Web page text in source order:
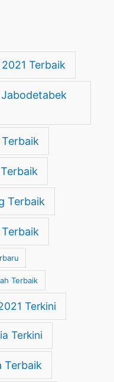
Terbaik
Terbaik
Terbaik
Terkini
Terkini
Terbaik